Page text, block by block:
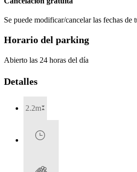
Se puede modificar/cancelar las fechas de
Horario del parking
Abierto las 24 horas del día
Detalles
2.2m